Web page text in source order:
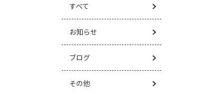
すべて
お知らせ
ブログ
その他